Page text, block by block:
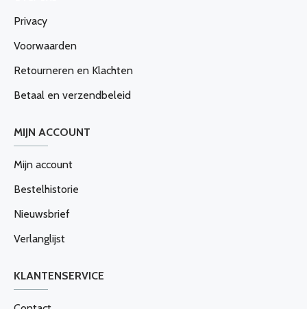
Privacy
Voorwaarden
Retourneren en Klachten
Betaal en verzendbeleid
MIJN ACCOUNT
Mijn account
Bestelhistorie
Nieuwsbrief
Verlanglijst
KLANTENSERVICE